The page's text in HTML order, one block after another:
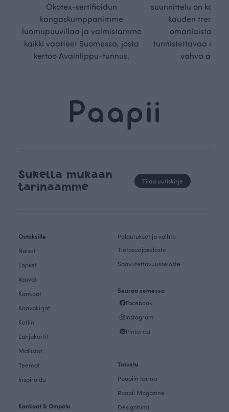
Ökotex-sertifioidun
kangaskumppanimme
luomupuuvillaa ja valmistamme
kaikki vaatteet Suomessa, josta
kertoo Avainlippu-tunnus.
suunnittelu on
kauden
omanlaista,
tunnistettavaa
vahva
Sukella mukaan
tarinaamme
Tilaa uutiskirje
Ostoksille
Naiset
Lapset
Vauvat
Kankaat
Kaavakirjat
Kotiin
Lahjakortit
Mallistot
Teemat
Inspiroidu
Kankaat & Ompelu
Palautukset ja vaihto
Tietosuojaseloste
Saavutettavuusseloste
Seuraa somessa
Facebook
Instagram
Pinterest
Tutustu
Paapiin tarina
Paapii Magazine
Designtiimi